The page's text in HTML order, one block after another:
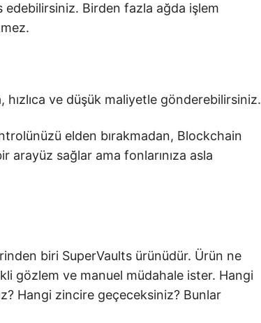
Birden fazla ağda işlem
hızlıca ve düşük maliyetle gönderebilirsiniz.
elden bırakmadan, Blockchain
arayüz sağlar ama fonlarınıza asla
biri SuperVaults ürünüdür. Ürün ne
gözlem ve manuel müdahale ister. Hangi
Hangi zincire geçeceksiniz? Bunlar